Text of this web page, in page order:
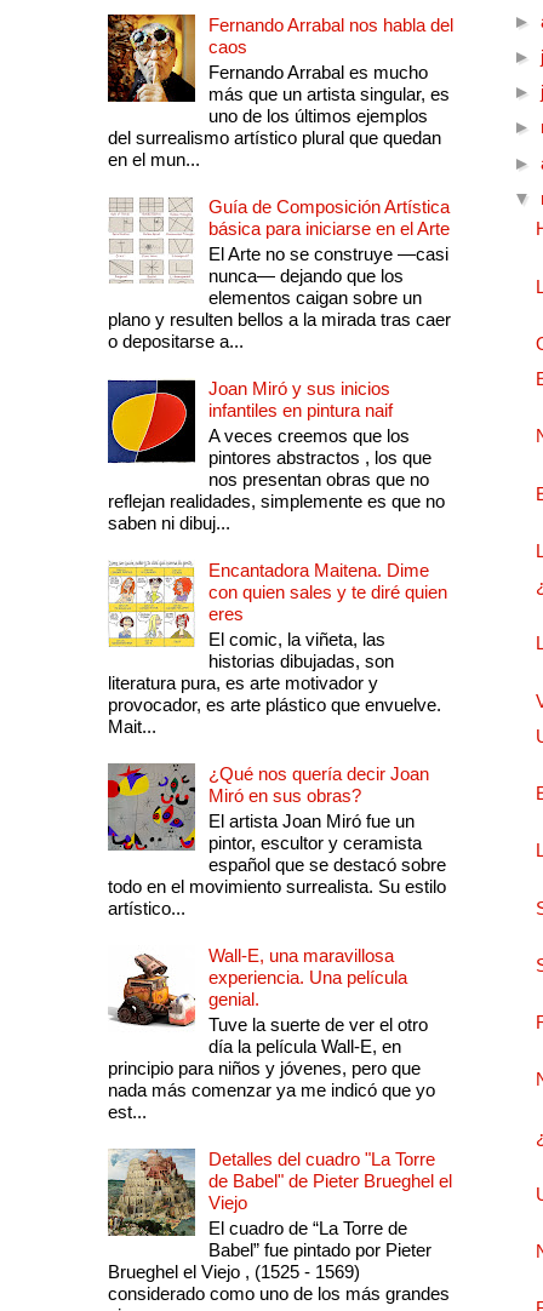
Fernando Arrabal nos habla del
caos
Fernando Arrabal es mucho
más que un artista singular, es
uno de los últimos ejemplos
del surrealismo artístico plural que quedan
en el mun...
Guía de Composición Artística
básica para iniciarse en el Arte
El Arte no se construye —casi
nunca— dejando que los
elementos caigan sobre un
plano y resulten bellos a la mirada tras caer
o depositarse a...
Joan Miró y sus inicios
infantiles en pintura naif
A veces creemos que los
pintores abstractos , los que
nos presentan obras que no
reflejan realidades, simplemente es que no
saben ni dibuj...
Encantadora Maitena. Dime
con quien sales y te diré quien
eres
El comic, la viñeta, las
historias dibujadas, son
literatura pura, es arte motivador y
provocador, es arte plástico que envuelve.
Mait...
¿Qué nos quería decir Joan
Miró en sus obras?
El artista Joan Miró fue un
pintor, escultor y ceramista
español que se destacó sobre
todo en el movimiento surrealista. Su estilo
artístico...
Wall-E, una maravillosa
experiencia. Una película
genial.
Tuve la suerte de ver el otro
día la película Wall-E, en
principio para niños y jóvenes, pero que
nada más comenzar ya me indicó que yo
est...
Detalles del cuadro "La Torre
de Babel" de Pieter Brueghel el
Viejo
El cuadro de “La Torre de
Babel” fue pintado por Pieter
Brueghel el Viejo , (1525 - 1569)
considerado como uno de los más grandes
►
►
►
►
►
▼